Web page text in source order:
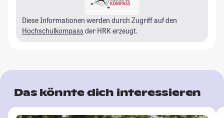
Diese Informationen werden durch Zugriff auf den
Hochschulkompass der HRK erzeugt.
Das könnte dich interessieren